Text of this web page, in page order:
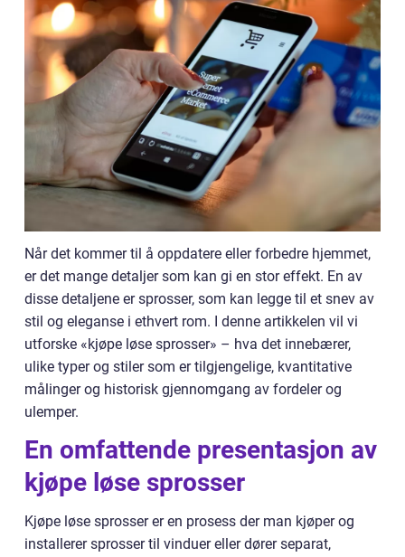
Når det kommer til å oppdatere eller forbedre hjemmet,
er det mange detaljer som kan gi en stor effekt. En av
disse detaljene er sprosser, som kan legge til et snev av
stil og eleganse i ethvert rom. I denne artikkelen vil vi
utforske «kjøpe løse sprosser» – hva det innebærer,
ulike typer og stiler som er tilgjengelige, kvantitative
målinger og historisk gjennomgang av fordeler og
ulemper.
En omfattende presentasjon av
kjøpe løse sprosser
Kjøpe løse sprosser er en prosess der man kjøper og
installerer sprosser til vinduer eller dører separat,